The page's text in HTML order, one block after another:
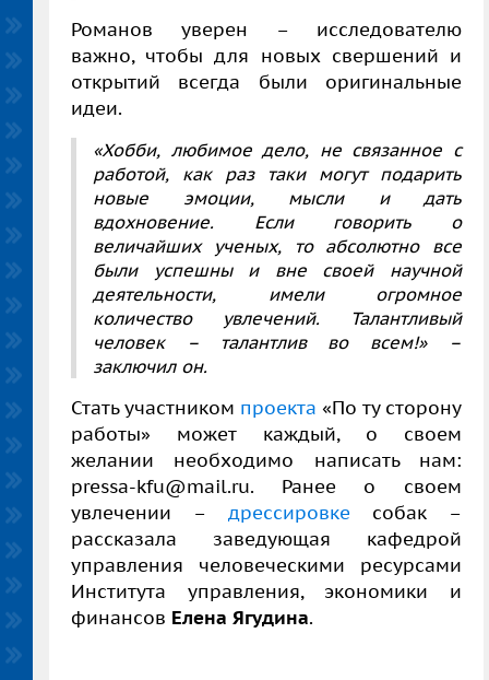
Романов уверен – исследователю
важно, чтобы для новых свершений и
открытий всегда были оригинальные
идеи.
«Хобби, любимое дело, не связанное с
работой, как раз таки могут подарить
новые эмоции, мысли и дать
вдохновение. Если говорить о
величайших ученых, то абсолютно все
были успешны и вне своей научной
деятельности, имели огромное
количество увлечений. Талантливый
человек – талантлив во всем!» –
заключил он.
Стать участником проекта «По ту сторону
работы»
может каждый, о своем
желании необходимо написать нам:
pressa-kfu@mail.ru. Ранее о своем
увлечении – дрессировке собак –
рассказала заведующая кафедрой
управления человеческими ресурсами
Института управления, экономики и
финансов Елена Ягудина.